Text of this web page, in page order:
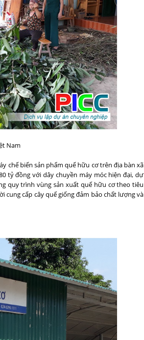
Nam
chế biến sản phẩm quế hữu cơ trên địa bàn xã
tỷ đồng với dây chuyền máy móc hiện đại, dự
quy trình vùng sản xuất quế hữu cơ theo tiêu
cung cấp cây quế giống đảm bảo chất lượng và